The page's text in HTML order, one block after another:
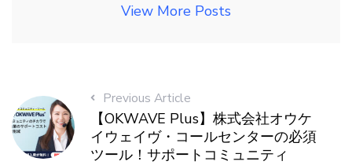
View More Posts
Previous Article
【OKWAVE Plus】株式会社オウケ
イウェイヴ・コールセンターの必須
ツール！サポートコミュニティ